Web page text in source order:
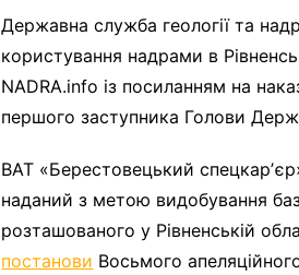
Державна служба геології та
користування надрами в
NADRA.info із посиланням на
першого заступника Голови
ВАТ «Берестовецький
наданий з метою видобування
розташованого у Рівненській
постанови Восьмого